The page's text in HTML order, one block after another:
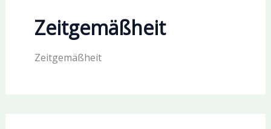
Zeitgemäßheit
Zeitgemäßheit